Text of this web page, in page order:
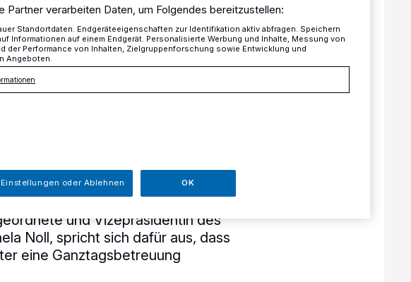
für Kinder im Grundschulalter
im
und Vizepräsidentin des
Noll, spricht sich dafür aus, dass
eine Ganztagsbetreuung
Partner verarbeiten Daten, um Folgendes bereitzustellen:
Standortdaten. Endgeräteeigenschaften zur Identifikation aktiv abfragen. Speichern
Informationen auf einem Endgerät. Personalisierte Werbung und Inhalte, Messung von
der Performance von Inhalten, Zielgruppenforschung sowie Entwicklung und
Angeboten.
Einstellungen oder Ablehnen OK